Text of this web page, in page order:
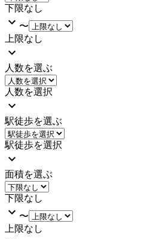
下限なし
〜
上限なし
人数を選ぶ
人数を選択
駅徒歩を選ぶ
駅徒歩を選択
面積を選ぶ
下限なし
〜
上限なし